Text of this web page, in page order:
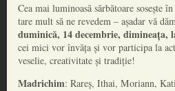
Cea mai luminoasă sărbătoare sosește
tare mult să ne revedem – așadar vă
duminică, 14 decembrie, dimineața,
cei mici vor învăța și vor participa la
veselie, creativitate și tradiție!
Madrichim: Rareș, Ithai, Moriann,